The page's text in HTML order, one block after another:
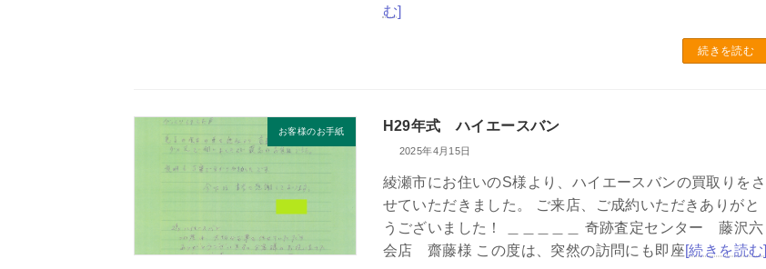
む]
続きを読む
お客様のお手紙 H29年式 ハイエースバン
2025年4月15日
綾瀬市にお住いのS様より、ハイエースバンの買取りをさ
せていただきました。 ご来店、ご成約いただきありがと
うございました！ ＿＿＿＿＿ 奇跡査定センター 藤沢六
会店 齋藤様 この度は、突然の訪問にも即座[続きを読む]